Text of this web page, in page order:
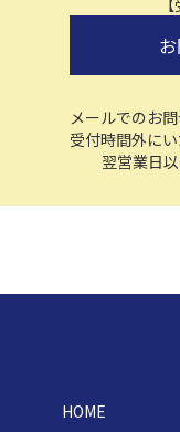
メールでのお
受付時間外に
翌営業日
HOME